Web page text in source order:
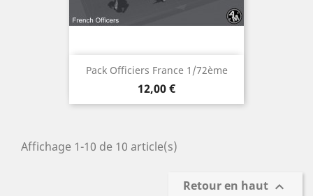
Pack Officiers France 1/72ème
Prix
12,00 €
Affichage 1-10 de 10 article(s)
Retour en haut 